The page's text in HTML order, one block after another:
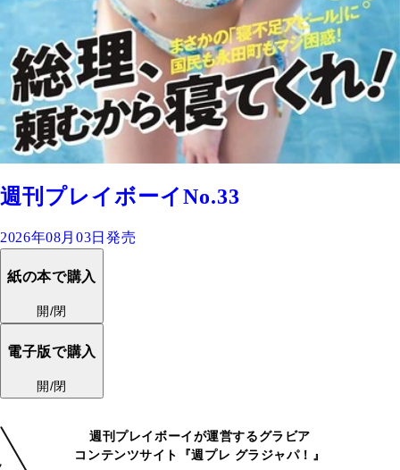
週刊プレイボーイNo.33
2026年08月03日発売
紙の本で購入
開/閉
電子版で購入
開/閉
週刊プレイボーイが運営するグラビア
コンテンツサイト『週プレ グラジャパ！』